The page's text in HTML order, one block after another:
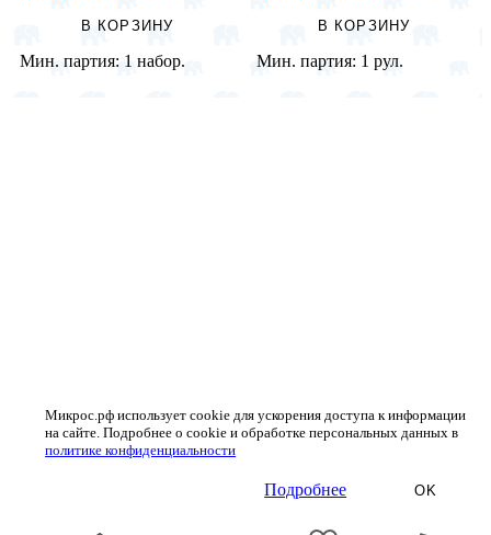
В КОРЗИНУ
Мин. партия: 1 набор.
В КОРЗИНУ
Мин. партия: 1 рул.
Микрос.рф использует cookie для ускорения доступа к информации
на сайте. Подробнее о cookie и обработке персональных данных в
политике конфиденциальности
Подробнее OK